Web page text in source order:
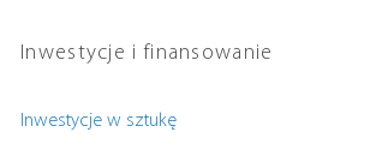
Inwestycje i finansowanie
Inwestycje w sztukę